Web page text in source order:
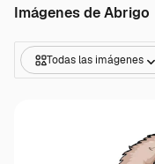
Imágenes de Abrigo
Todas las imágenes